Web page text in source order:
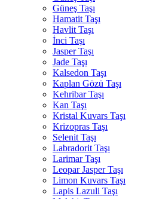
Güneş Taşı
Hamatit Taşı
Havlit Taşı
İnci Taşı
Jasper Taşı
Jade Taşı
Kalsedon Taşı
Kaplan Gözü Taşı
Kehribar Taşı
Kan Taşı
Kristal Kuvars Taşı
Krizopras Taşı
Selenit Taşı
Labradorit Taşı
Larimar Taşı
Leopar Jasper Taşı
Limon Kuvars Taşı
Lapis Lazuli Taşı